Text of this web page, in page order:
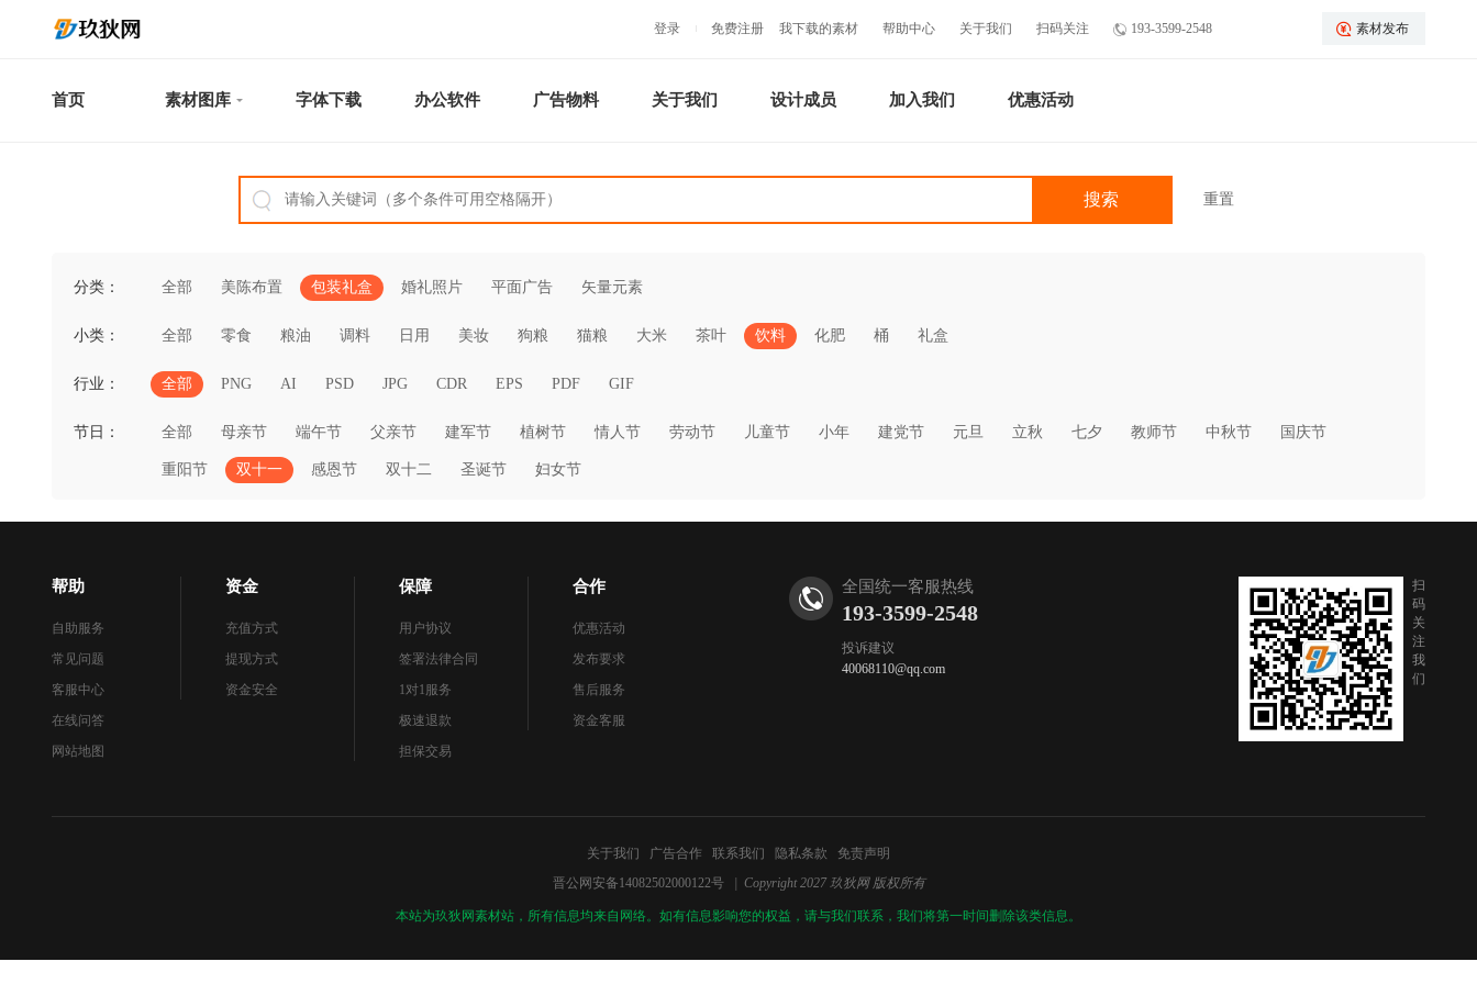
素材发布
193-3599-2548
我下载的素材 帮助中心 关于我们 扫码关注
登录 免费注册
首页 素材图库 字体下载 办公软件 广告物料 关于我们 设计成员 加入我们 优惠活动
重置
分类： 全部 美陈布置 包装礼盒 婚礼照片 平面广告 矢量元素
小类： 全部 零食 粮油 调料 日用 美妆 狗粮 猫粮 大米 茶叶 饮料 化肥 桶 礼盒
行业： 全部 PNG AI PSD JPG CDR EPS PDF GIF
节日： 全部 母亲节 端午节 父亲节 建军节 植树节 情人节 劳动节 儿童节 小年 建党节 元旦 立秋 七夕 教师节 中秋节 国庆节
重阳节 双十一 感恩节 双十二 圣诞节 妇女节
帮助
自助服务
常见问题
客服中心
在线问答
网站地图
资金
充值方式
提现方式
资金安全
保障
用户协议
签署法律合同
1对1服务
极速退款
担保交易
合作
优惠活动
发布要求
售后服务
资金客服
全国统一客服热线
193-3599-2548
投诉建议
40068110@qq.com
扫
码
关
注
我
们
关于我们 广告合作 联系我们 隐私条款
免责声明
晋公网安备14082502000122号
| Copyright 2027 玖狄网 版权所有
本站为玖狄网素材站，所有信息均来自网络。如有信息影响您的权益，请与我们联系，我们将第一时间删除该类信息。